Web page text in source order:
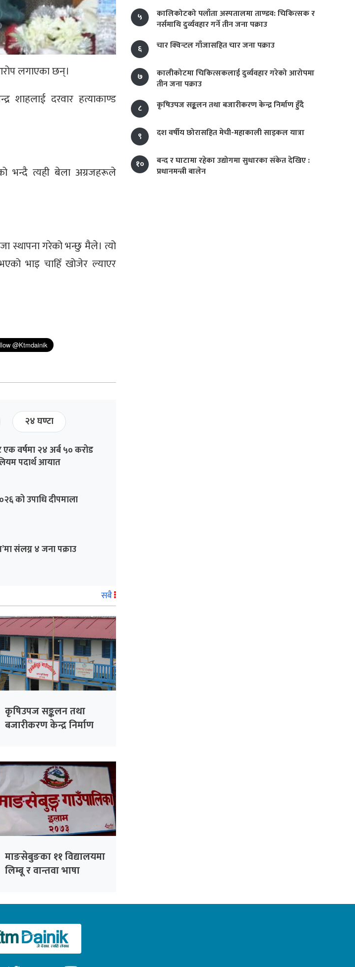
लगाएका छन्।
शाहलाई दरवार हत्याकाण्ड
भन्दै त्यही बेला अग्रजहरूले
स्थापना गरेको भन्छु मैले। त्यो
भाइ चाहिँ खोजेर ल्याएर
२४ घण्टा
एक वर्षमा २४ अर्ब ५० करोड
पदार्थ आयात
को उपाधि दीपमाला
संलग्न ४ जना पक्राउ
सबै
कृषिउपज सङ्कलन तथा
बजारीकरण केन्द्र निर्माण
माङसेबुङका ११ विद्यालयमा
लिम्बू र वान्तवा भाषा
५
कालिकोटको पलाँता अस्पतालमा ताण्डव: चिकित्सक र
नर्समाथि दुर्व्यवहार गर्ने तीन जना पक्राउ
६
चार क्विन्टल गाँजासहित चार जना पक्राउ
७
कालीकोटमा चिकित्सकलाई दुर्व्यवहार गरेको आरोपमा
तीन जना पक्राउ
८
कृषिउपज सङ्कलन तथा बजारीकरण केन्द्र निर्माण हुँदै
९ दश वर्षीय छोरासहित मेची-महाकाली साइकल यात्रा
१०
बन्द र घाटामा रहेका उद्योगमा सुधारका संकेत देखिए :
प्रधानमन्त्री बालेन